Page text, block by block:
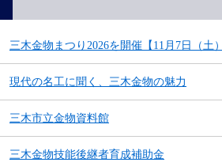
三木金物まつり2026を開催【11月7日（土
現代の名工に聞く、三木金物の魅力
三木市立金物資料館
三木金物技能後継者育成補助金